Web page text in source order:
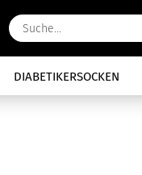
DIABETIKERSOCKEN